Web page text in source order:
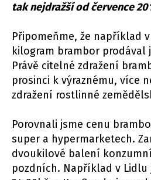
tak nejdražší od července
Připomeňme, že například
kilogram brambor prodával
Právě citelné zdražení
prosinci k výraznému, více
zdražení rostlinné
Porovnali jsme cenu
super a hypermarketech.
dvoukilové balení
pozdních. Například v Lidlu